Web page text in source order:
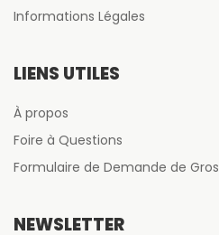
Informations Légales
LIENS UTILES
À propos
Foire à Questions
Formulaire de Demande de Gros
NEWSLETTER